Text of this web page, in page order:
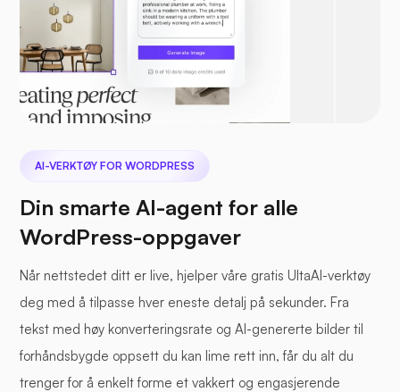
AI-VERKTØY FOR WORDPRESS
Din smarte AI-agent for alle
WordPress-oppgaver
Når nettstedet ditt er live, hjelper våre gratis UltaAI-verktøy
deg med å tilpasse hver eneste detalj på sekunder. Fra
tekst med høy konverteringsrate og AI-genererte bilder til
forhåndsbygde oppsett du kan lime rett inn, får du alt du
trenger for å enkelt forme et vakkert og engasjerende